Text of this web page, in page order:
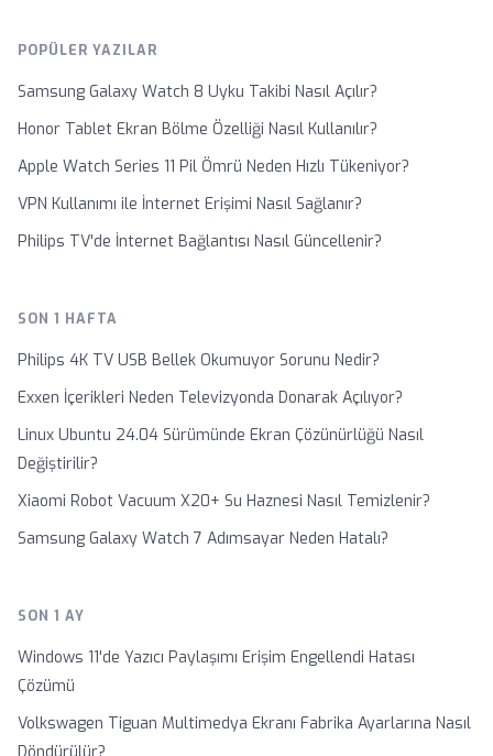
POPÜLER YAZILAR
Samsung Galaxy Watch 8 Uyku Takibi Nasıl Açılır?
Honor Tablet Ekran Bölme Özelliği Nasıl Kullanılır?
Apple Watch Series 11 Pil Ömrü Neden Hızlı Tükeniyor?
VPN Kullanımı ile İnternet Erişimi Nasıl Sağlanır?
Philips TV'de İnternet Bağlantısı Nasıl Güncellenir?
SON 1 HAFTA
Philips 4K TV USB Bellek Okumuyor Sorunu Nedir?
Exxen İçerikleri Neden Televizyonda Donarak Açılıyor?
Linux Ubuntu 24.04 Sürümünde Ekran Çözünürlüğü Nasıl
Değiştirilir?
Xiaomi Robot Vacuum X20+ Su Haznesi Nasıl Temizlenir?
Samsung Galaxy Watch 7 Adımsayar Neden Hatalı?
SON 1 AY
Windows 11'de Yazıcı Paylaşımı Erişim Engellendi Hatası
Çözümü
Volkswagen Tiguan Multimedya Ekranı Fabrika Ayarlarına Nasıl